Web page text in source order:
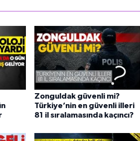
Zonguldak güvenli mi?
Türkiye’nin en güvenli illeri
81 il sıralamasında kaçıncı?